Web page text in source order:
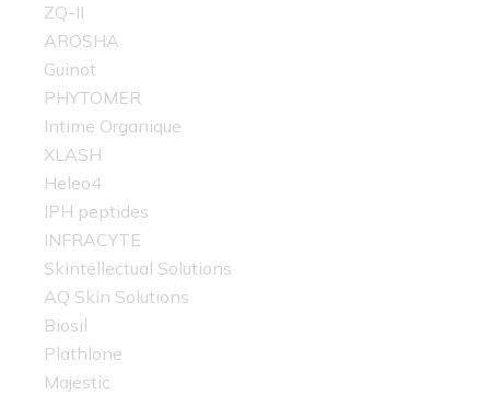
ZQ-II
AROSHA
Guinot
PHYTOMER
Intime Organique
XLASH
Heleo4
IPH peptides
INFRACYTE
Skintellectual Solutions
AQ Skin Solutions
Biosil
Plathlone
Majestic